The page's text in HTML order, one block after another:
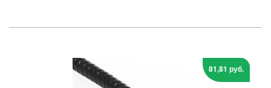
81,81 руб.